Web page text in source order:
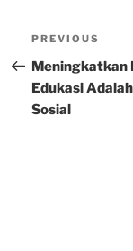
Post
Previous
Post
PREVIOUS
Meningkatkan
Edukasi
Sosial